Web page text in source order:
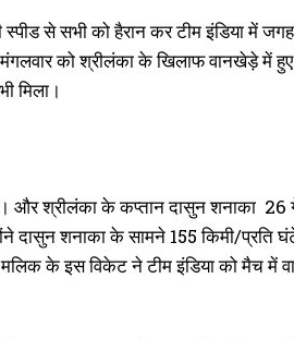
से सभी को हैरान कर टीम इंडिया में
को श्रीलंका के खिलाफ वानखेड़े में
मिला।
श्रीलंका के कप्तान दासुन शनाका 26
शनाका के सामने 155 किमी/प्रति
के इस विकेट ने टीम इंडिया को मैच में